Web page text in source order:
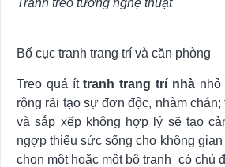
Bố cục tranh trang trí và căn phòng
Treo quá íttranh trang trí nhànhỏ
rộng rãi tạo sự đơn độc, nhàm chán;
và sắp xếp không hợp lý sẽ tạo
ngợp thiếu sức sống cho không
chọn một hoặc một bộ tranh có chủ